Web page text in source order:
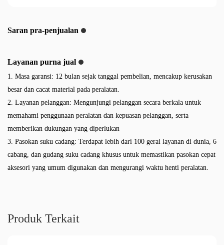
Saran pra-penjualan
Layanan purna jual
1. Masa garansi: 12 bulan sejak tanggal pembelian, mencakup kerusakan
besar dan cacat material pada peralatan.
2. Layanan pelanggan: Mengunjungi pelanggan secara berkala untuk
memahami penggunaan peralatan dan kepuasan pelanggan, serta
memberikan dukungan yang diperlukan
3. Pasokan suku cadang: Terdapat lebih dari 100 gerai layanan di dunia, 6
cabang, dan gudang suku cadang khusus untuk memastikan pasokan cepat
aksesori yang umum digunakan dan mengurangi waktu henti peralatan.
Produk Terkait